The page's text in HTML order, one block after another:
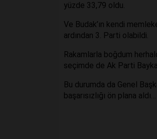
yüzde 33,79 oldu.
Ve Budak’ın kendi
ardından 3. Parti olabildi.
Rakamlarla boğdum
seçimde de Ak Parti
Bu durumda da Genel
başarısızlığı ön plana aldı…